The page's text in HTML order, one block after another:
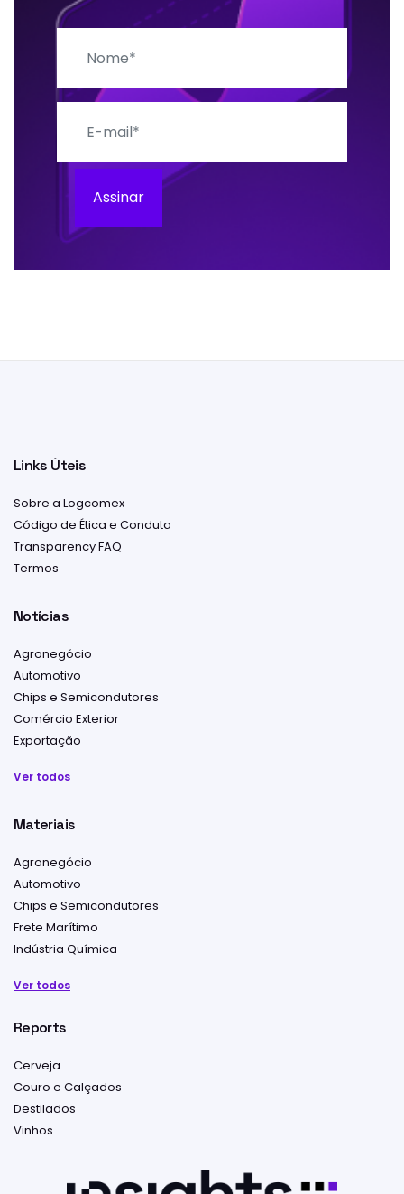
Assinar
Links Úteis
Sobre a Logcomex
Código de Ética e Conduta
Transparency FAQ
Termos
Notícias
Agronegócio
Automotivo
Chips e Semicondutores
Comércio Exterior
Exportação
Ver todos
Materiais
Agronegócio
Automotivo
Chips e Semicondutores
Frete Marítimo
Indústria Química
Ver todos
Reports
Cerveja
Couro e Calçados
Destilados
Vinhos